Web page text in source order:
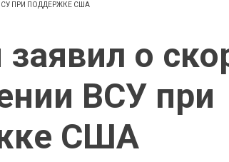
ПРИ ПОДДЕРЖКЕ США
заявил о
ВСУ при
США